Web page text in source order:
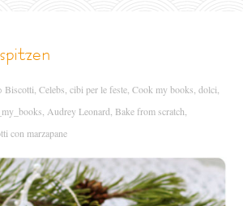
Biscotti Celebs cibi per le feste Cook my books dolci
Audrey Leonard Bake from scratch
con marzapane